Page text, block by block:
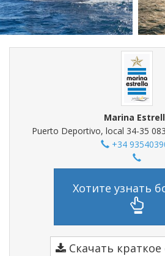
Marina
Puerto Deportivo, local 34-35
+34
Хотите узнать
Скачать